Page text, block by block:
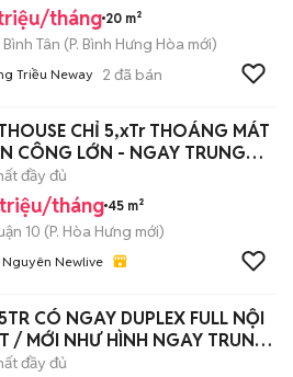
tháng 20 m²
Tân (P. Bình Hưng Hòa mới)
Triều Neway 2 đã bán
CHỈ 5,xTr THOÁNG MÁT
CÔNG LỚN - NGAY TRUNG
Q10đầy đủ
tháng 45 m²
10 (P. Hòa Hưng mới)
Nguyên Newlive
CÓ NGAY DUPLEX FULL NỘI
/ MỚI NHƯ HÌNH NGAY TRUNG
Q10đầy đủ